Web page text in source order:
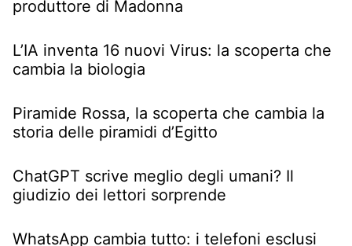
produttore di Madonna
L’IA inventa 16 nuovi Virus: la scoperta che
cambia la biologia
Piramide Rossa, la scoperta che cambia la
storia delle piramidi d’Egitto
ChatGPT scrive meglio degli umani? Il
giudizio dei lettori sorprende
WhatsApp cambia tutto: i telefoni esclusi